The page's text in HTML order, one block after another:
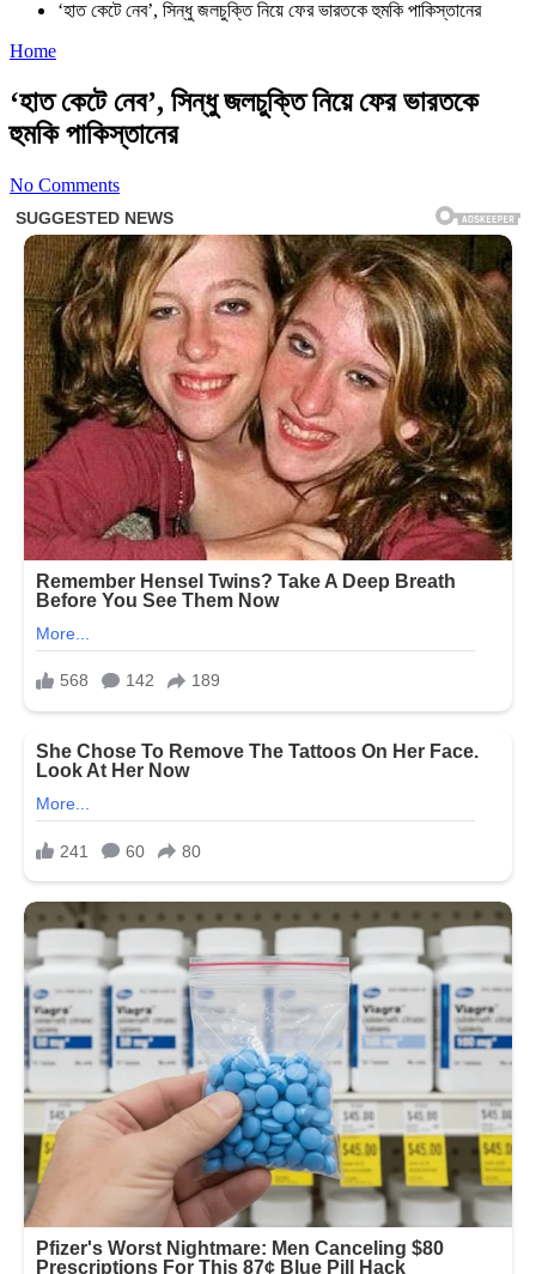
‘হাত কেটে নেব’, সিন্ধু জলচুক্তি নিয়ে ফের ভারতকে হুমকি পাকিস্তানের
Home
‘হাত কেটে নেব’, সিন্ধু জলচুক্তি নিয়ে ফের ভারতকে
হুমকি পাকিস্তানের
No Comments